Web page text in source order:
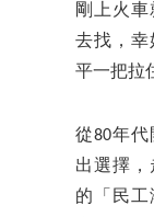
剛上火
去找，幸
平一把拉
從80年
出選擇，
的「民工